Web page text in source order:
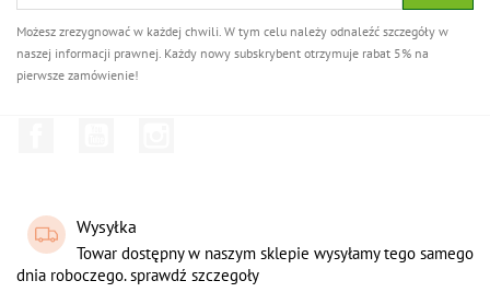
Możesz zrezygnować w każdej chwili. W tym celu należy odnaleźć szczegóły w
naszej informacji prawnej. Każdy nowy subskrybent otrzymuje rabat 5% na
pierwsze zamówienie!
Wysyłka
Towar dostępny w naszym sklepie wysyłamy tego samego
dnia roboczego. sprawdź szczegoły